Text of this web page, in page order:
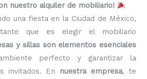
nuestro alquiler de mobiliario!
una fiesta en la Ciudad de México,
que es elegir el mobiliario
y sillas son elementos esenciales
perfecto y garantizar la
invitados. En
nuestra empresa, te